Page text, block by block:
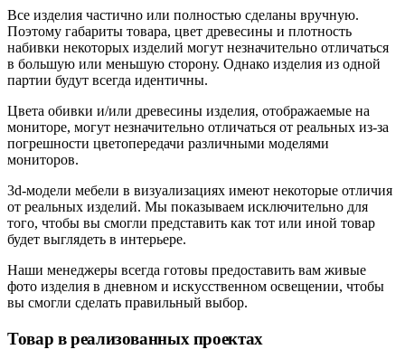
Все изделия частично или полностью сделаны вручную.
Поэтому габариты товара, цвет древесины и плотность
набивки некоторых изделий могут незначительно отличаться
в большую или меньшую сторону. Однако изделия из одной
партии будут всегда идентичны.
Цвета обивки и/или древесины изделия, отображаемые на
мониторе, могут незначительно отличаться от реальных из-за
погрешности цветопередачи различными моделями
мониторов.
3d-модели мебели в визуализациях имеют некоторые отличия
от реальных изделий. Мы показываем исключительно для
того, чтобы вы смогли представить как тот или иной товар
будет выглядеть в интерьере.
Наши менеджеры всегда готовы предоставить вам живые
фото изделия в дневном и искусственном освещении, чтобы
вы смогли сделать правильный выбор.
Товар в реализованных проектах